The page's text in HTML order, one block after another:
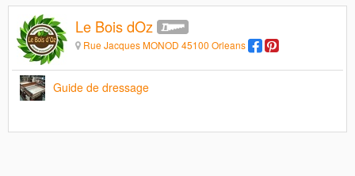
Le Bois dOz
Rue Jacques MONOD 45100 Orleans
Guide de dressage